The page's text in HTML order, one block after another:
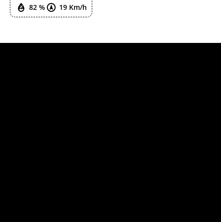
82 % 19 Km/h